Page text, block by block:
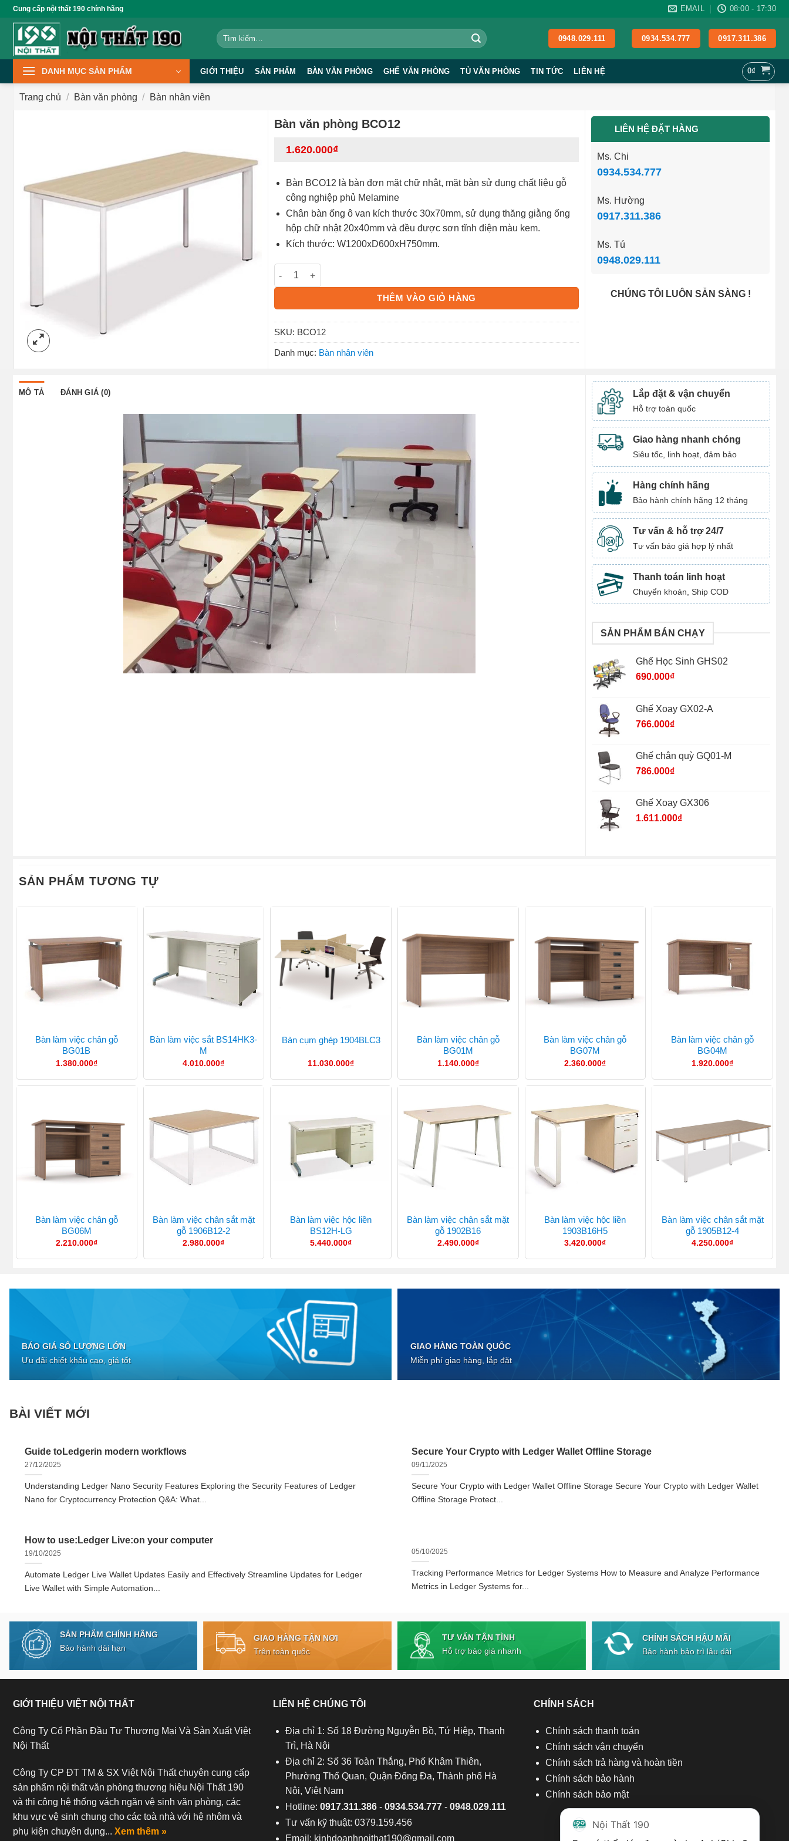
qua
dung
Cung cấp nội thất 190 chính hãng EMAIL 08:00 - 17:30
Tìm
kiếm:
0948.029.111 0934.534.777 0917.311.386
DANH MỤC SẢN PHẨM GIỚI THIỆU SẢN PHẨM BÀN VĂN PHÒNG GHẾ VĂN PHÒNG TỦ VĂN PHÒNG TIN TỨC LIÊN HỆ 0₫
Trang chủ / Bàn văn phòng / Bàn nhân viên
Bàn văn phòng BCO12
1.620.000₫
Bàn BCO12 là bàn đơn mặt chữ nhật, mặt bàn sử dụng chất liệu gỗ
công nghiệp phủ Melamine
Chân bàn ống ô van kích thước 30x70mm, sử dụng thăng giằng ống
hộp chữ nhật 20x40mm và đều được sơn tĩnh điện màu kem.
Kích thước: W1200xD600xH750mm.
Bàn văn phòng BCO12 số lượng
THÊM VÀO GIỎ HÀNG
SKU: BCO12
Danh mục: Bàn nhân viên
LIÊN HỆ ĐẶT HÀNG
Ms. Chi
0934.534.777
Ms. Hường
0917.311.386
Ms. Tú
0948.029.111
CHÚNG TÔI LUÔN SẴN SÀNG !
MÔ TẢ ĐÁNH GIÁ (0) Lắp đặt & vận chuyển
Hỗ trợ toàn quốc
Giao hàng nhanh chóng
Siêu tốc, linh hoạt, đảm bảo
Hàng chính hãng
Bảo hành chính hãng 12 tháng
Tư vấn & hỗ trợ 24/7
Tư vấn báo giá hợp lý nhất
Thanh toán linh hoạt
Chuyển khoản, Ship COD
SẢN PHẨM BÁN CHẠY
Ghế Học Sinh GHS02
690.000₫
Ghế Xoay GX02-A
766.000₫
Ghế chân quỳ GQ01-M
786.000₫
Ghế Xoay GX306
1.611.000₫
SẢN PHẨM TƯƠNG TỰ
Bàn làm việc chân gỗ
BG01B
1.380.000₫
Bàn làm việc sắt BS14HK3-
M
4.010.000₫
Bàn cụm ghép 1904BLC3
11.030.000₫
Bàn làm việc chân gỗ
BG01M
1.140.000₫
Bàn làm việc chân gỗ
BG07M
2.360.000₫
Bàn làm việc chân gỗ
BG04M
1.920.000₫
Bàn làm việc chân gỗ
BG06M
2.210.000₫
Bàn làm việc chân sắt mặt
gỗ 1906B12-2
2.980.000₫
Bàn làm việc hộc liền
BS12H-LG
5.440.000₫
Bàn làm việc chân sắt mặt
gỗ 1902B16
2.490.000₫
Bàn làm việc hộc liền
1903B16H5
3.420.000₫
Bàn làm việc chân sắt mặt
gỗ 1905B12-4
4.250.000₫
BÁO GIÁ SỐ LƯỢNG LỚN
Ưu đãi chiết khấu cao, giá tốt
GIAO HÀNG TOÀN QUỐC
Miễn phí giao hàng, lắp đặt
BÀI VIẾT MỚI
Guide toLedgerin modern workflows
27/12/2025
Understanding Ledger Nano Security Features Exploring the Security Features of Ledger
Nano for Cryptocurrency Protection Q&A: What...
Secure Your Crypto with Ledger Wallet Offline Storage
09/11/2025
Secure Your Crypto with Ledger Wallet Offline Storage Secure Your Crypto with Ledger Wallet
Offline Storage Protect...
How to use:Ledger Live:on your computer
19/10/2025
Automate Ledger Live Wallet Updates Easily and Effectively Streamline Updates for Ledger
Live Wallet with Simple Automation...
05/10/2025
Tracking Performance Metrics for Ledger Systems How to Measure and Analyze Performance
Metrics in Ledger Systems for...
SẢN PHẨM CHÍNH HÃNG
Bảo hành dài hạn
GIAO HÀNG TẬN NƠI
Trên toàn quốc
TƯ VẤN TẬN TÌNH
Hỗ trợ báo giá nhanh
CHÍNH SÁCH HẬU MÃI
Bảo hành bảo trì lâu dài
GIỚI THIỆU VIỆT NỘI THẤT
Công Ty Cổ Phần Đầu Tư Thương Mại Và Sản Xuất Việt
Nội Thất
Công Ty CP ĐT TM & SX Việt Nội Thất chuyên cung cấp
sản phẩm nội thất văn phòng thương hiệu Nội Thất 190
và thi công hệ thống vách ngăn vệ sinh văn phòng, các
khu vực vệ sinh chung cho các toà nhà với hệ nhôm và
phụ kiện chuyên dụng... Xem thêm »
LIÊN HỆ CHÚNG TÔI
Địa chỉ 1: Số 18 Đường Nguyễn Bồ, Tứ Hiệp, Thanh
Trì, Hà Nội
Địa chỉ 2: Số 36 Toàn Thắng, Phố Khâm Thiên,
Phường Thổ Quan, Quận Đống Đa, Thành phố Hà
Nội, Việt Nam
Hotline:0917.311.386 -0934.534.777 -0948.029.111
Tư vấn kỹ thuật: 0379.159.456
Email: kinhdoanhnoithat190@gmail.com
CHÍNH SÁCH
Chính sách thanh toán
Chính sách vận chuyển
Chính sách trả hàng và hoàn tiền
Chính sách bảo hành
Chính sách bảo mật
Nội Thất 190